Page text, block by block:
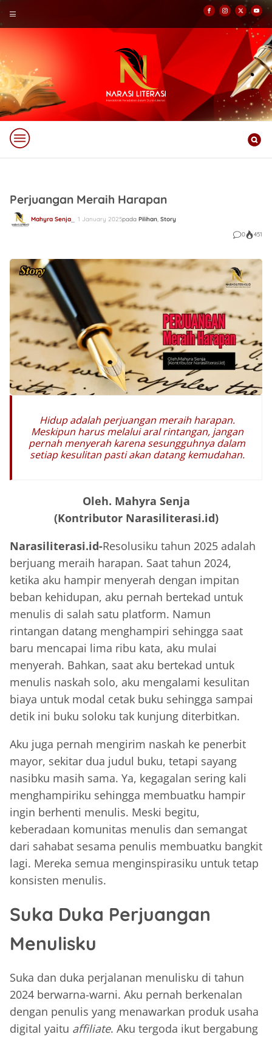
Perjuangan Meraih Harapan
Mahyra Senja 1 January 2025pada Pilihan Story
0
451
Hidup adalah perjuangan meraih harapan.
Meskipun harus melalui aral rintangan, jangan
pernah menyerah karena sesungguhnya dalam
setiap kesulitan pasti akan datang kemudahan.
Oleh. Mahyra Senja
(Kontributor Narasiliterasi.id)
Narasiliterasi.id-Resolusiku tahun 2025 adalah
berjuang meraih harapan. Saat tahun 2024,
ketika aku hampir menyerah dengan impitan
beban kehidupan, aku pernah bertekad untuk
menulis di salah satu platform. Namun
rintangan datang menghampiri sehingga saat
baru mencapai lima ribu kata, aku mulai
menyerah. Bahkan, saat aku bertekad untuk
menulis naskah solo, aku mengalami kesulitan
biaya untuk modal cetak buku sehingga sampai
detik ini buku soloku tak kunjung diterbitkan.
Aku juga pernah mengirim naskah ke penerbit
mayor, sekitar dua judul buku, tetapi sayang
nasibku masih sama. Ya, kegagalan sering kali
menghampiriku sehingga membuatku hampir
ingin berhenti menulis. Meski begitu,
keberadaan komunitas menulis dan semangat
dari sahabat sesama penulis membuatku bangkit
lagi. Mereka semua menginspirasiku untuk tetap
konsisten menulis.
Suka Duka Perjuangan
Menulisku
Suka dan duka perjalanan menulisku di tahun
2024 berwarna-warni. Aku pernah berkenalan
dengan penulis yang menawarkan produk usaha
digital yaitu affiliate. Aku tergoda ikut bergabung